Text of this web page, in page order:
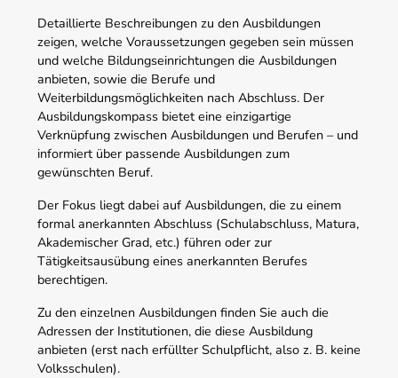
Detaillierte Beschreibungen zu den Ausbildungen
zeigen, welche Voraussetzungen gegeben sein müssen
und welche Bildungseinrichtungen die Ausbildungen
anbieten, sowie die Berufe und
Weiterbildungsmöglichkeiten nach Abschluss. Der
Ausbildungskompass bietet eine einzigartige
Verknüpfung zwischen Ausbildungen und Berufen – und
informiert über passende Ausbildungen zum
gewünschten Beruf.
Der Fokus liegt dabei auf Ausbildungen, die zu einem
formal anerkannten Abschluss (Schulabschluss, Matura,
Akademischer Grad, etc.) führen oder zur
Tätigkeitsausübung eines anerkannten Berufes
berechtigen.
Zu den einzelnen Ausbildungen finden Sie auch die
Adressen der Institutionen, die diese Ausbildung
anbieten (erst nach erfüllter Schulpflicht, also z. B. keine
Volksschulen).